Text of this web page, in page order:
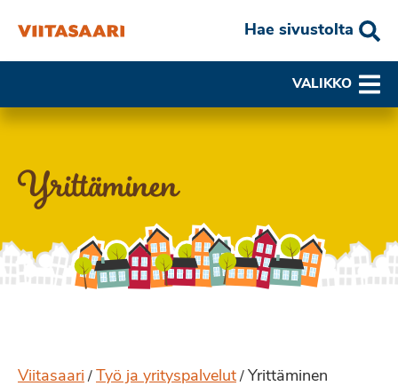
Hae sivustolta
VALIKKO
Yrittäminen
Viitasaari / Työ ja yrityspalvelut / Yrittäminen